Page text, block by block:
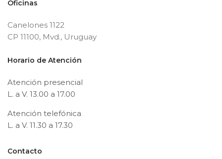
Oficinas
Canelones 1122
CP 11100, Mvd., Uruguay
Horario de Atención
Atención presencial
L. a V. 13.00 a 17.00
Atención telefónica
L. a V. 11.30 a 17.30
Contacto